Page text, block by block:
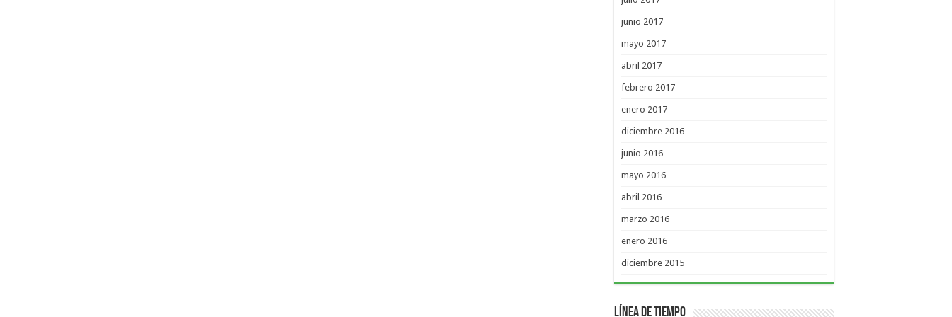
junio 2017
mayo 2017
abril 2017
febrero 2017
enero 2017
diciembre 2016
junio 2016
mayo 2016
abril 2016
marzo 2016
enero 2016
diciembre 2015
Línea de Tiempo